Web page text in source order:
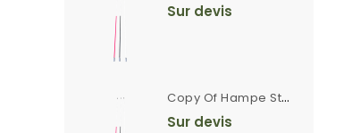
Sur devis
C
Opy Of Hampe Standard 2m Rayée Ferrule Crantée
Sur devis